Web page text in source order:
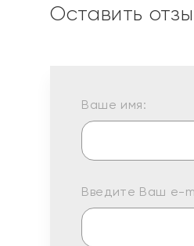
Оставить
Ваше имя:
Введите Ваш e-